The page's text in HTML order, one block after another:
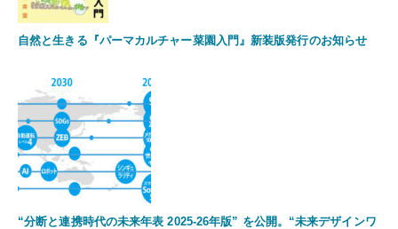
自然と生きる『パーマカルチャー菜園入門』新装版発行のお知らせ
“分断と連携時代の未来年表 2025-26年版” を公開。“未来デザインワ